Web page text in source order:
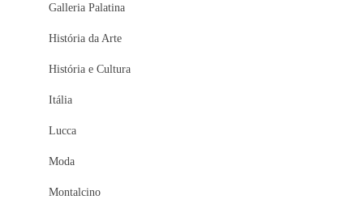
Galleria Palatina
História da Arte
História e Cultura
Itália
Lucca
Moda
Montalcino